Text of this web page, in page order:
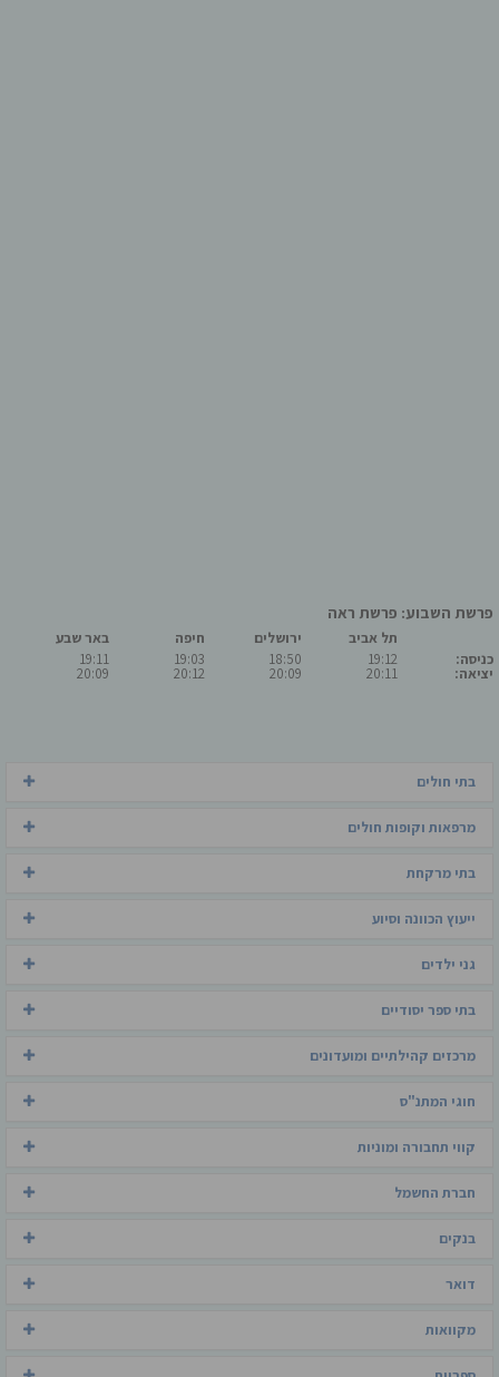
פרשת השבוע: פרשת ראה
כניסה:
יציאה:
תל אביב
19:12
20:11
ירושלים
18:50
20:09
חיפה
19:03
20:12
באר שבע
19:11
20:09
בתי חולים
מרפאות וקופות חולים
בתי מרקחת
ייעוץ הכוונה וסיוע
גני ילדים
בתי ספר יסודיים
מרכזים קהילתיים ומועדונים
חוגי המתנ"ס
קווי תחבורה ומוניות
חברת החשמל
בנקים
דואר
מקוואות